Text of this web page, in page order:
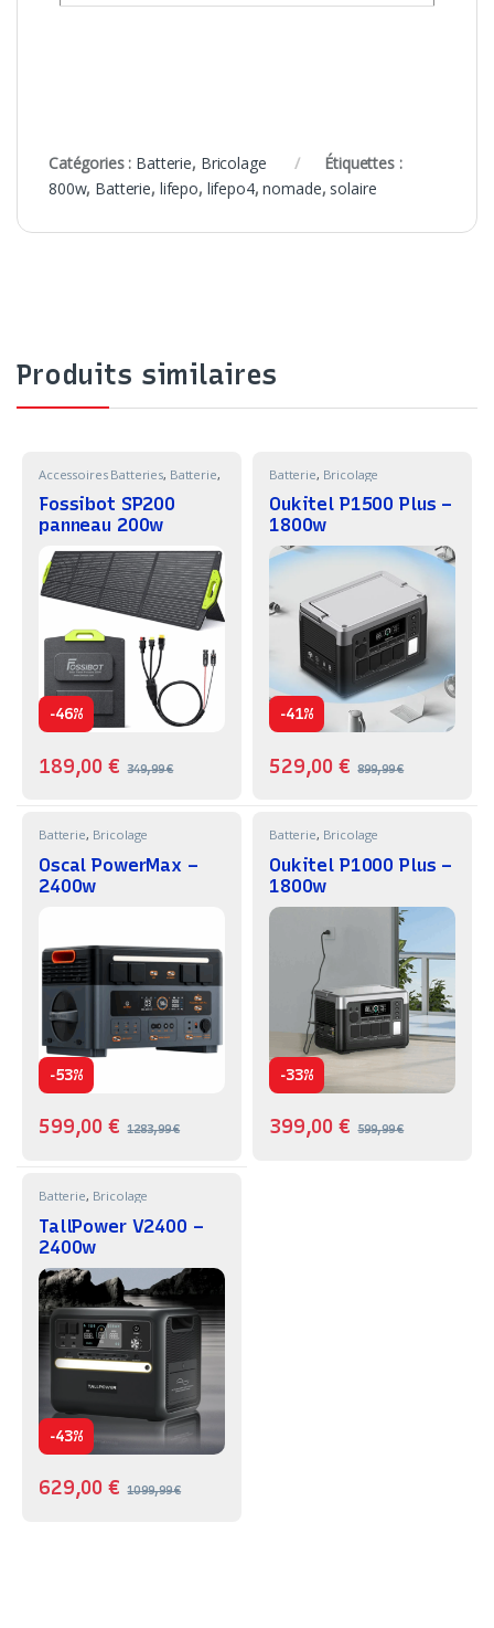
Catégories : Batterie, Bricolage
Étiquettes :
800w, Batterie, lifepo, lifepo4,nomade, solaire
Produits similaires
Accessoires Batteries, Batterie,
Fossibot SP200
panneau 200w
-46%
189,00€ 349,99€
Batterie, Bricolage
Oukitel P1500 Plus –
1800w
-41%
529,00€ 899,99€
Batterie, Bricolage
Oscal PowerMax –
2400w
-53%
599,00€ 1283,99€
Batterie, Bricolage
Oukitel P1000 Plus –
1800w
-33%
399,00€ 599,99€
Batterie, Bricolage
TallPower V2400 –
2400w
-43%
629,00€ 1099,99€